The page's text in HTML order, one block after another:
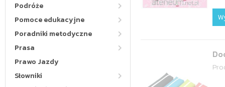
Podróże
Pomoce edukacyjne
Poradniki metodyczne
Prasa
Prawo Jazdy
Słowniki